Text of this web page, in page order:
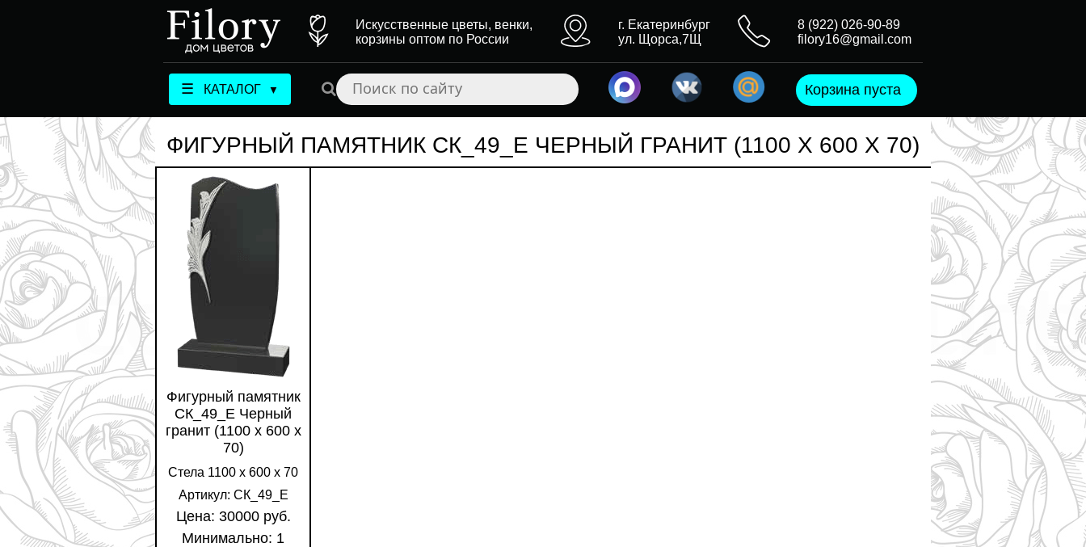
Искусственные цветы, венки,
корзины оптом по России
г. Екатеринбург
ул. Щорса,7Щ
8 (922) 026-90-89
filory16@gmail.com
☰ КАТАЛОГ ▼ Корзина пуста
ФИГУРНЫЙ ПАМЯТНИК СК_49_Е ЧЕРНЫЙ ГРАНИТ (1100 Х 600 Х 70)
Фигурный памятник
СК_49_Е Черный
гранит (1100 х 600 х
70)
Стела 1100 х 600 х 70
Артикул: СК_49_Е
Цена: 30000 руб.
Минимально: 1